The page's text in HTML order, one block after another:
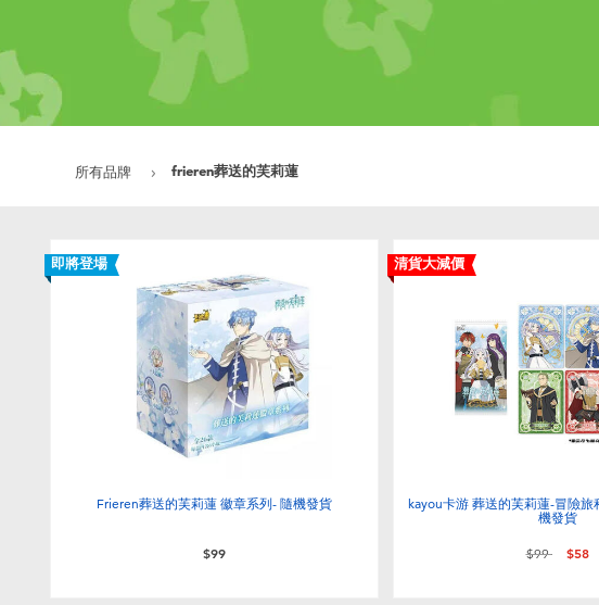
所有品牌 frieren葬送的芙莉蓮
即將登場
Frieren葬送的芙莉蓮 徽章系列- 隨機發貨
$99
清貨大減價
kayou卡游 葬送的芙莉蓮-冒險旅
機發貨
價格從
$99至 $58